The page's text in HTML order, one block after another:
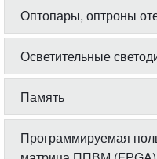
Оптопары, оптроны
Осветительные
Память
Программируемая